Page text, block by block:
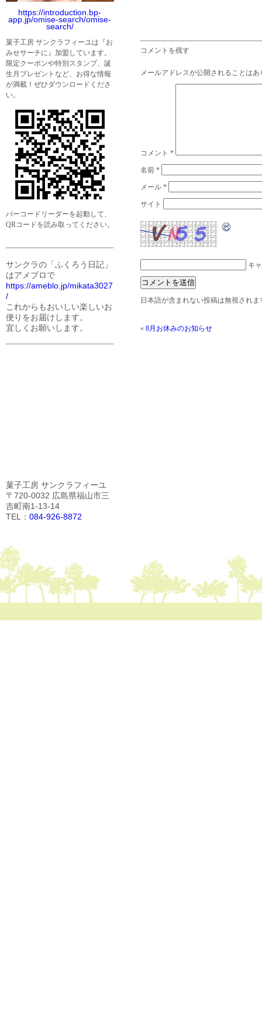
https://introduction.bp-
app.jp/omise-search/omise-
search/
菓子工房 サンクラフィーユは『お
みせサーチに』加盟しています。
限定クーポンや特別スタンプ、誕
生月プレゼントなど、お得な情報
が満載！ぜひダウンロードくださ
い。
バーコードリーダーを起動して、
QRコードを読み取ってください。
サンクラの「ふくろう日記」
はアメブロで
https://ameblo.jp/mikata3027
/
これからもおいしい楽しいお
便りをお届けします。
宜しくお願いします。
菓子工房 サンクラフィーユ
〒720-0032 広島県福山市三
吉町南1-13-14
TEL： 084-926-8872
コメントを残す
メールアドレスが公開されることはあ
コメント *
名前 *
メール *
サイト
キ
日本語が含まれない投稿は無視され
« 8月お休みのお知らせ